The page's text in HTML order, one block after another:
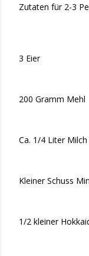
Zutaten für 2-3
3 Eier
200 Gramm Mehl
Ca. 1/4 Liter Milch
Kleiner Schuss
1/2 kleiner